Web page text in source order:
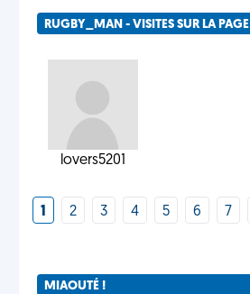
RUGBY_MAN - VISITES SUR LA PAGE
lovers5201
1 2 3 4 5 6 7
MIAOUTÉ !